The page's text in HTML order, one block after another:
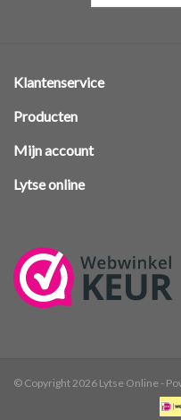
Klantenservice
Producten
Mijn account
Lytse online
© Copyright 2026 Lytse Online -